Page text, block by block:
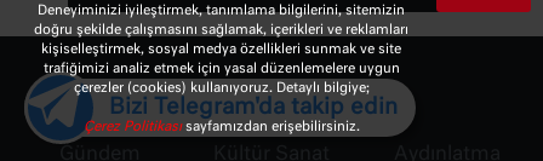
Deneyiminizi iyileştirmek, tanımlama bilgilerini, sitemizin
doğru şekilde çalışmasını sağlamak, içerikleri ve reklamları
kişiselleştirmek, sosyal medya özellikleri sunmak ve site
trafiğimizi analiz etmek için yasal düzenlemelere uygun
çerezler (cookies) kullanıyoruz. Detaylı bilgiye;
Çerez Politikasısayfamızdan erişebilirsiniz.
Bizi Telegram'da takip edin